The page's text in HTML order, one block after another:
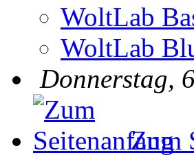
WoltLab
WoltLab
Donnerstag,
Zum